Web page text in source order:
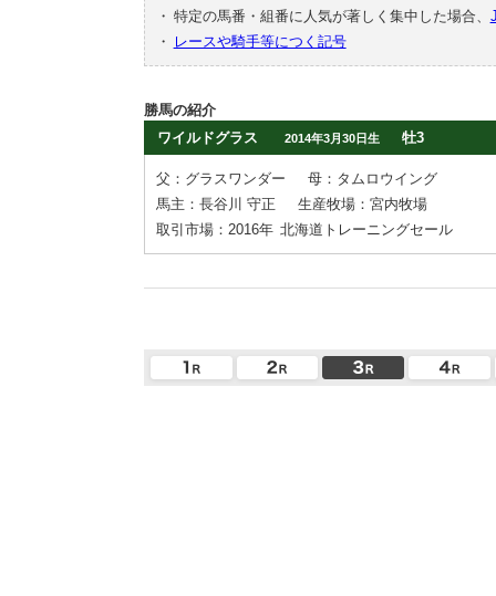
・ 特定の馬番・組番に人気が著しく集中した場合、
・
レースや騎手等につく記号
勝馬の紹介
ワイルドグラス
2014年3月30日生 牡3
父：グラスワンダー
母：タムロウイング
馬主：長谷川 守正
生産牧場：宮内牧場
取引市場：2016年 北海道トレーニングセール